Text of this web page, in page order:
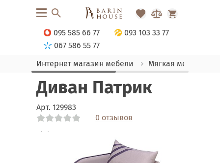
095 585 66 77
093 103 33 77
067 586 55 77
Интернет магазин мебели
Мягкая мебель
Диван Патрик
Арт. 129983
0 отзывов
Link
Link
Link
Link
Link
Link
Link
Link
Link
Link
Link
Link
Link
Link